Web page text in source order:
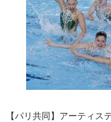
【パリ共同】アーティス